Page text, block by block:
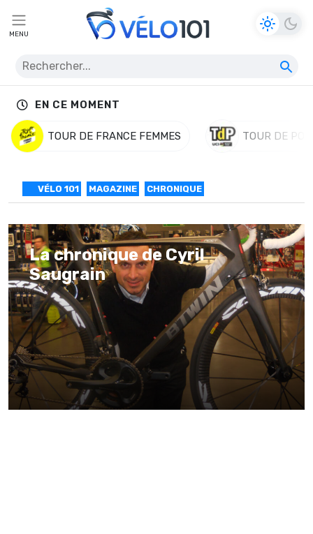
MENU
EN CE MOMENT
TOUR DE FRANCE FEMMES TOUR DE
VÉLO 101 MAGAZINE CHRONIQUE
La chronique de Cyril
Saugrain